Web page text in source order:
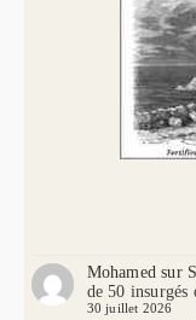
Mohamedsur
de 50
30 juillet 2026